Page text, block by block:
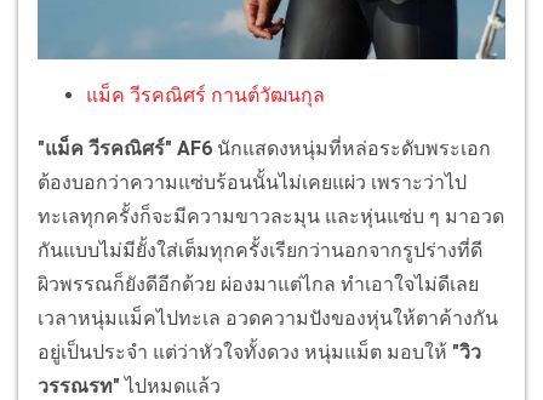
แม็ค วีรคณิศร์ กานต์วัฒนกุล
"แม็ค วีรคณิศร์" AF6 นักแสดงหนุ่มที่หล่อระดับพระเอก
ต้องบอกว่าความแซ่บร้อนนั้นไม่เคยแผ่ว เพราะว่าไป
ทะเลทุกครั้งก็จะมีความขาวละมุน และหุ่นแซ่บ ๆ มาอวด
กันแบบไม่มียั้งใส่เต็มทุกครั้งเรียกว่านอกจากรูปร่างที่ดี
ผิวพรรณก็ยังดีอีกด้วย ผ่องมาแต่ไกล ทำเอาใจไม่ดีเลย
เวลาหนุ่มแม็คไปทะเล อวดความปังของหุ่นให้ตาค้างกัน
อยู่เป็นประจำ แต่ว่าหัวใจทั้งดวง หนุ่มแม็ต มอบให้ "วิว
วรรณรท" ไปหมดแล้ว